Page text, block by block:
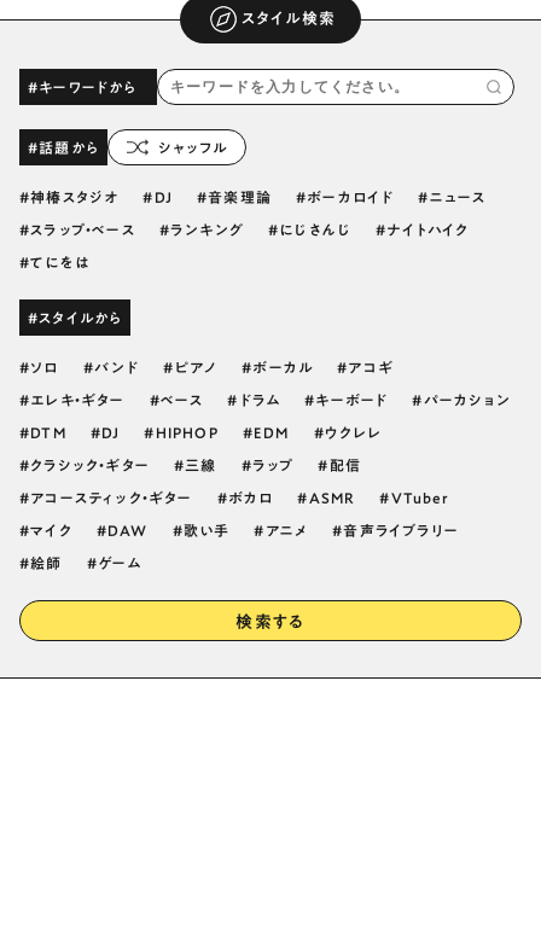
スタイル検索
#キーワードから
#話題から シャッフル
神椿スタジオ DJ 音楽理論 ボーカロイド ニュース
スラップ・ベース ランキング にじさんじ ナイトハイク
てにをは
#スタイルから
ソロ バンド ピアノ ボーカル アコギ
エレキ・ギター ベース ドラム キーボード パーカション
DTM DJ HIPHOP EDM ウクレレ
クラシック・ギター 三線 ラップ 配信
アコースティック・ギター ボカロ ASMR VTuber
マイク DAW 歌い手 アニメ 音声ライブラリー
絵師 ゲーム
検索する